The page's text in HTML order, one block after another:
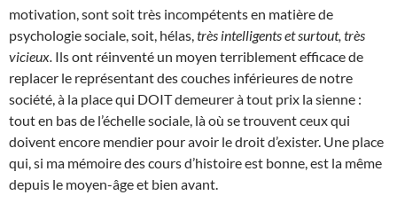
motivation, sont soit très incompétents en matière de
psychologie sociale, soit, hélas, très intelligents et surtout, très
vicieux. Ils ont réinventé un moyen terriblement efficace de
replacer le représentant des couches inférieures de notre
société, à la place qui DOIT demeurer à tout prix la sienne :
tout en bas de l’échelle sociale, là où se trouvent ceux qui
doivent encore mendier pour avoir le droit d’exister. Une place
qui, si ma mémoire des cours d’histoire est bonne, est la même
depuis le moyen-âge et bien avant.